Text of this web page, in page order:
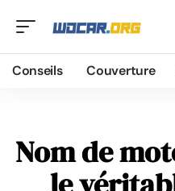
Conseils Couverture
Nom de